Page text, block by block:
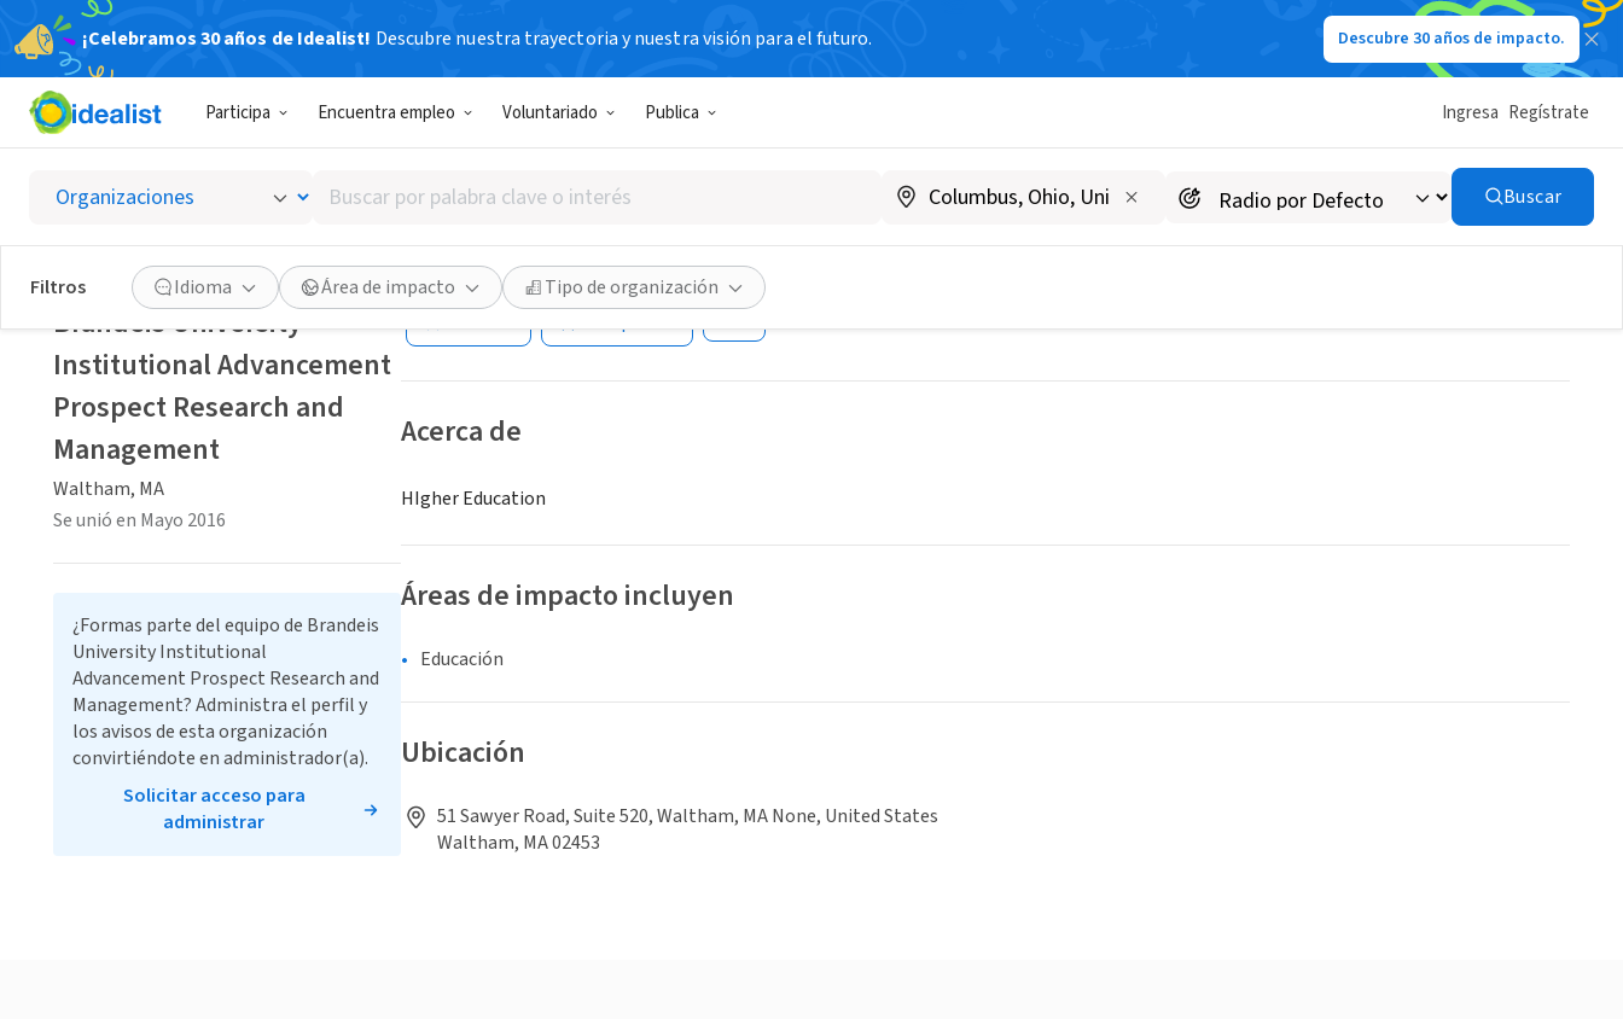
¡Celebramos 30 años de Idealist! Descubre nuestra trayectoria y nuestra visión para el futuro. Descubre 30 años de impacto.
Participa Encuentra empleo Voluntariado Publica Ingresa Regístrate
Buscar
por
palabra
clave
o
interés
Buscar
Filtros Idioma Área de impacto Tipo de organización
Brandeis University Institutional Advancement Prospect
Research and Management
Waltham, MA|www.brandeis.edu/
Guardar Compartir
Acerca de
HIgher Education
Áreas de impacto incluyen
Educación
Ubicación
51 Sawyer Road, Suite 520, Waltham, MA None, United States
Waltham, MA 02453
Brandeis University
Institutional Advancement
Prospect Research and
Management
Waltham, MA
Se unió en Mayo 2016
¿Formas parte del equipo de Brandeis
University Institutional
Advancement Prospect Research and
Management? Administra el perfil y
los avisos de esta organización
convirtiéndote en administrador(a).
Solicitar acceso para
administrar